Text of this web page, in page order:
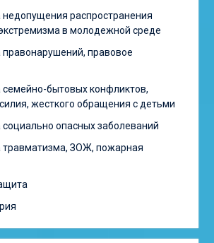
недопущения распространения
в молодежной среде
правонарушений, правовое
семейно-бытовых конфликтов,
жесткого обращения с детьми
опасных заболеваний
травматизма, ЗОЖ, пожарная